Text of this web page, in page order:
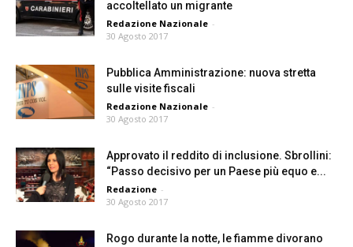
accoltellato un migrante
Redazione Nazionale -
30 Agosto 2017
Pubblica Amministrazione: nuova stretta
sulle visite fiscali
Redazione Nazionale -
30 Agosto 2017
Approvato il reddito di inclusione. Sbrollini:
“Passo decisivo per un Paese più equo e...
Redazione -
30 Agosto 2017
Rogo durante la notte, le fiamme divorano